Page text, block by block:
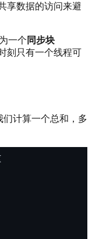
享数据的访问来避
一个 同步块
刻只有一个线程可
计算一个总和，多